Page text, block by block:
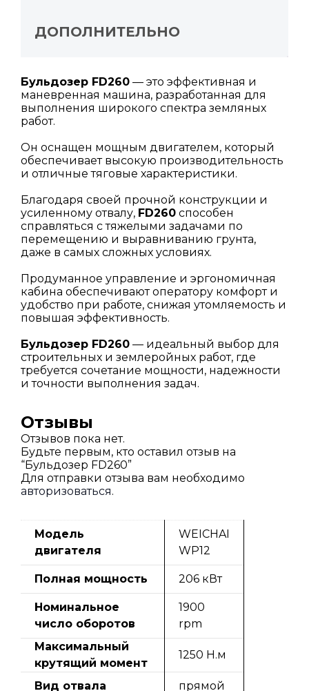
ДОПОЛНИТЕЛЬНО
Бульдозер FD260 — это эффективная и
маневренная машина, разработанная для
выполнения широкого спектра земляных
работ.
Он оснащен мощным двигателем, который
обеспечивает высокую производительность
и отличные тяговые характеристики.
Благодаря своей прочной конструкции и
усиленному отвалу, FD260 способен
справляться с тяжелыми задачами по
перемещению и выравниванию грунта,
даже в самых сложных условиях.
Продуманное управление и эргономичная
кабина обеспечивают оператору комфорт и
удобство при работе, снижая утомляемость и
повышая эффективность.
Бульдозер FD260 — идеальный выбор для
строительных и землеройных работ, где
требуется сочетание мощности, надежности
и точности выполнения задач.
Отзывы
Отзывов пока нет.
Будьте первым, кто оставил отзыв на
“Бульдозер FD260”
Для отправки отзыва вам необходимо
авторизоваться.
Модель
двигателя
WEICHAI
WP12
Полная мощность 206 кВт
Номинальное
число оборотов
1900
rpm
Максимальный
крутящий момент
1250 Н.м
Вид отвала прямой